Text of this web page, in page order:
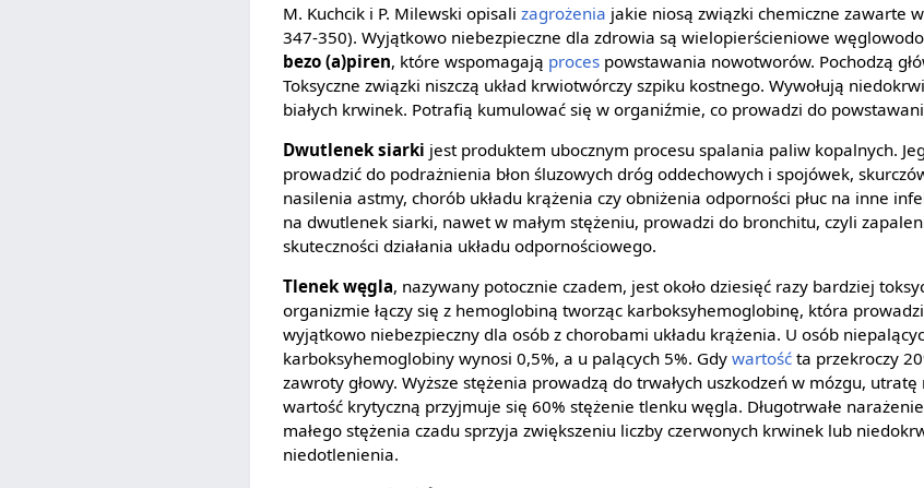
M. Kuchcik i P. Milewski opisalizagrożenia jakie niosą związki chemiczne zawarte
347-350). Wyjątkowo niebezpieczne dla zdrowia są wielopierścieniowe
bezo (a)piren, które wspomagają proces powstawania nowotworów. Pochodzą
Toksyczne związki niszczą układ krwiotwórczy szpiku kostnego. Wywołują
białych krwinek. Potrafią kumulować się w organiźmie, co prowadzi do
Dwutlenek siarki jest produktem ubocznym procesu spalania paliw kopalnych.
prowadzić do podrażnienia błon śluzowych dróg oddechowych i spojówek,
nasilenia astmy, chorób układu krążenia czy obniżenia odporności płuc na inne
na dwutlenek siarki, nawet w małym stężeniu, prowadzi do bronchitu, czyli
skuteczności działania układu odpornościowego.
Tlenek węgla, nazywany potocznie czadem, jest około dziesięć razy bardziej
organizmie łączy się z hemoglobiną tworząc karboksyhemoglobinę, która
wyjątkowo niebezpieczny dla osób z chorobami układu krążenia. U osób
karboksyhemoglobiny wynosi 0,5%, a u palących 5%. Gdywartość ta przekroczy
zawroty głowy. Wyższe stężenia prowadzą do trwałych uszkodzeń w mózgu,
wartość krytyczną przyjmuje się 60% stężenie tlenku węgla. Długotrwałe
małego stężenia czadu sprzyja zwiększeniu liczby czerwonych krwinek lub
niedotlenienia.